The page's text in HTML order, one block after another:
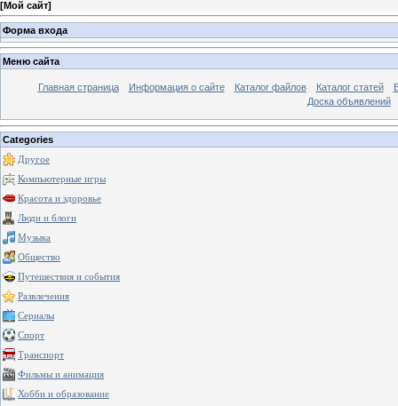
[Мой сайт]
Форма входа
Меню сайта
Главная страница Информация о сайте Каталог файлов Каталог статей
Доска объявлений
Categories
Другое
Компьютерные игры
Красота и здоровье
Люди и блоги
Музыка
Общество
Путешествия и события
Развлечения
Сериалы
Спорт
Транспорт
Фильмы и анимация
Хобби и образование